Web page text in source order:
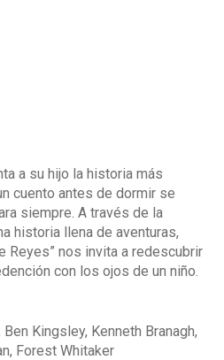
a su hijo la historia más
cuento antes de dormir se
siempre. A través de la
historia llena de aventuras,
Reyes” nos invita a redescubrir
con los ojos de un niño.
Kingsley, Kenneth Branagh,
Forest Whitaker